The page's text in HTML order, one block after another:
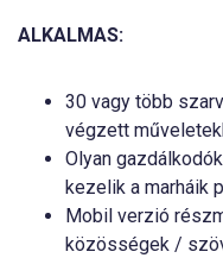
ALKALMAS:
30 vagy több
végzett
Olyan
kezelik a marháik
Mobil verzió
közösségek /